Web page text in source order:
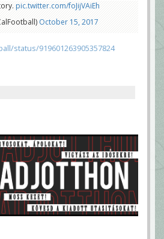
pic.twitter.com/foJijVAiEh
October 15, 2017
status/919601263905357824